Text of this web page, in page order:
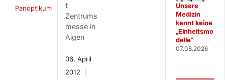
Panoptikum
t
Zentrums
messe in
Aigen
06. April
2012
Unsere
Medizin
kennt keine
„Einheitsmo
delle“
07.08.2026